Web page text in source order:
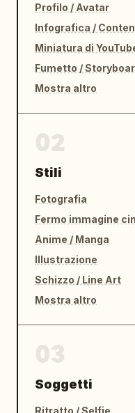
Profilo / Avatar
Infografica /
Miniatura di
Fumetto /
Mostra altro
Stili
Fotografia
Anime / Manga
Illustrazione
Schizzo / Line Art
Mostra altro
Soggetti
Ritratto / Selfie